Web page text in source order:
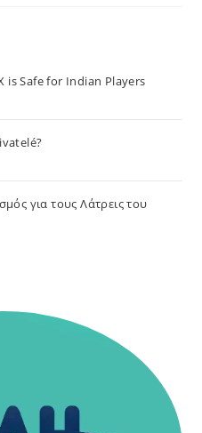
is Safe for Indian Players
για τους Λάτρεις του